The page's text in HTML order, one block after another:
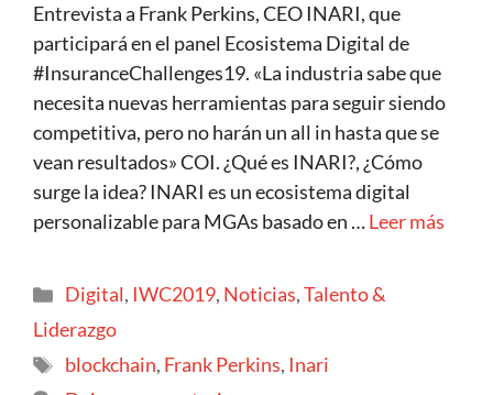
Entrevista a Frank Perkins, CEO INARI, que
participará en el panel Ecosistema Digital de
#InsuranceChallenges19. «La industria sabe que
necesita nuevas herramientas para seguir siendo
competitiva, pero no harán un all in hasta que se
vean resultados» COI. ¿Qué es INARI?, ¿Cómo
surge la idea? INARI es un ecosistema digital
personalizable para MGAs basado en …Leer más
Digital, IWC2019, Noticias,Talento &
Liderazgo
blockchain, Frank Perkins, Inari